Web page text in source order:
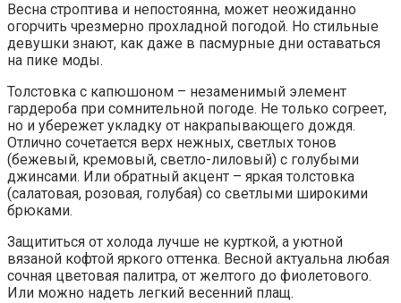
Весна строптива и непостоянна, может неожиданно
огорчить чрезмерно прохладной погодой. Но стильные
девушки знают, как даже в пасмурные дни оставаться
на пике моды.
Толстовка с капюшоном – незаменимый элемент
гардероба при сомнительной погоде. Не только согреет,
но и убережет укладку от накрапывающего дождя.
Отлично сочетается верх нежных, светлых тонов
(бежевый, кремовый, светло-лиловый) с голубыми
джинсами. Или обратный акцент – яркая толстовка
(салатовая, розовая, голубая) со светлыми широкими
брюками.
Защититься от холода лучше не курткой, а уютной
вязаной кофтой яркого оттенка. Весной актуальна любая
сочная цветовая палитра, от желтого до фиолетового.
Или можно надеть легкий весенний плащ.